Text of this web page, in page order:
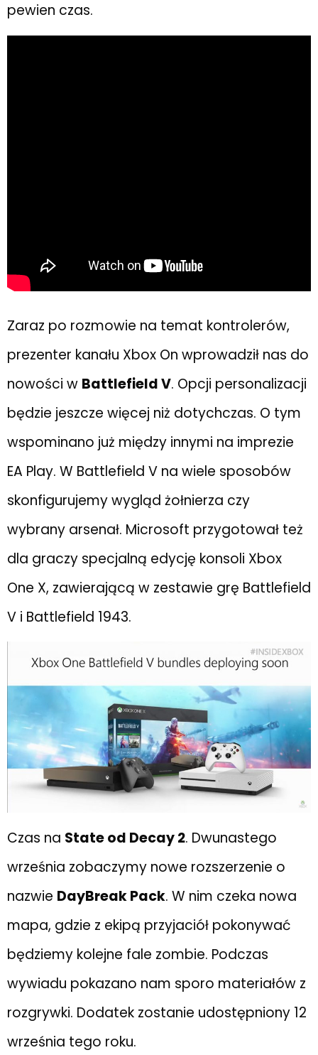
pewien czas.
Zaraz po rozmowie na temat kontrolerów,
prezenter kanału Xbox On wprowadził nas do
nowości w Battlefield V. Opcji personalizacji
będzie jeszcze więcej niż dotychczas. O tym
wspominano już między innymi na imprezie
EA Play. W Battlefield V na wiele sposobów
skonfigurujemy wygląd żołnierza czy
wybrany arsenał. Microsoft przygotował też
dla graczy specjalną edycję konsoli Xbox
One X, zawierającą w zestawie grę Battlefield
V i Battlefield 1943.
Czas na State od Decay 2. Dwunastego
września zobaczymy nowe rozszerzenie o
nazwie DayBreak Pack. W nim czeka nowa
mapa, gdzie z ekipą przyjaciół pokonywać
będziemy kolejne fale zombie. Podczas
wywiadu pokazano nam sporo materiałów z
rozgrywki. Dodatek zostanie udostępniony 12
września tego roku.